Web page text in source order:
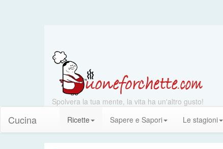
Spolvera la tua mente, la vita ha un'altro gusto!
Cucina Ricette Sapere e Sapori Le stagioni